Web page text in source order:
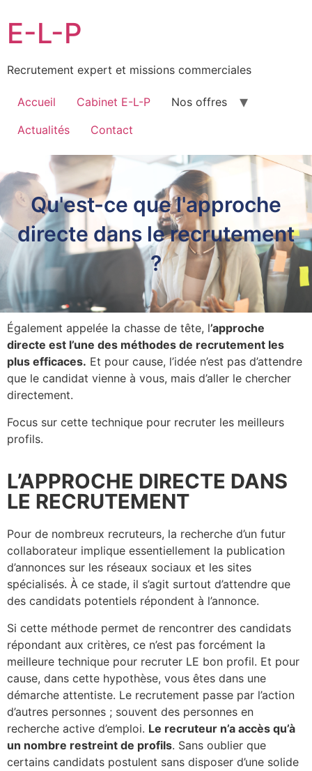
E-L-P
Recrutement expert et missions commerciales
Accueil Cabinet E-L-P
Nos offres
Actualités
Contact
Qu'est-ce que l'approche
directe dans le recrutement
?
Également appelée la chasse de tête, l’approche
directe est l’une des méthodes de recrutement les
plus efficaces. Et pour cause, l’idée n’est pas d’attendre
que le candidat vienne à vous, mais d’aller le chercher
directement.
Focus sur cette technique pour recruter les meilleurs
profils.
L’APPROCHE DIRECTE DANS
LE RECRUTEMENT
Pour de nombreux recruteurs, la recherche d’un futur
collaborateur implique essentiellement la publication
d’annonces sur les réseaux sociaux et les sites
spécialisés. À ce stade, il s’agit surtout d’attendre que
des candidats potentiels répondent à l’annonce.
Si cette méthode permet de rencontrer des candidats
répondant aux critères, ce n’est pas forcément la
meilleure technique pour recruter LE bon profil. Et pour
cause, dans cette hypothèse, vous êtes dans une
démarche attentiste. Le recrutement passe par l’action
d’autres personnes ; souvent des personnes en
recherche active d’emploi. Le recruteur n’a accès qu’à
un nombre restreint de profils. Sans oublier que
certains candidats postulent sans disposer d’une solide